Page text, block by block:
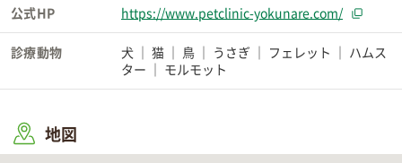
公式HP https://www.petclinic-yokunare.com/
診療動物 犬 猫 鳥 うさぎ フェレット
ハムス
ター
モルモット
地図